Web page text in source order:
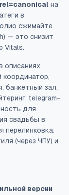
rel=canonical на
в
сжимайте
— это снизит
Vitals.
описаниях
координатор,
банкетный зал,
telegram-
для
свадьбы в
перелинковка:
(через ЧПУ) и
версии